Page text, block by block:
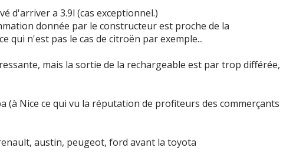
d'arriver a 3.9l (cas exceptionnel.)
donnée par le constructeur est proche de la
qui n'est pas le cas de citroën par exemple...
mais la sortie de la rechargeable est par trop différée,
(à Nice ce qui vu la réputation de profiteurs des commerçants
austin, peugeot, ford avant la toyota